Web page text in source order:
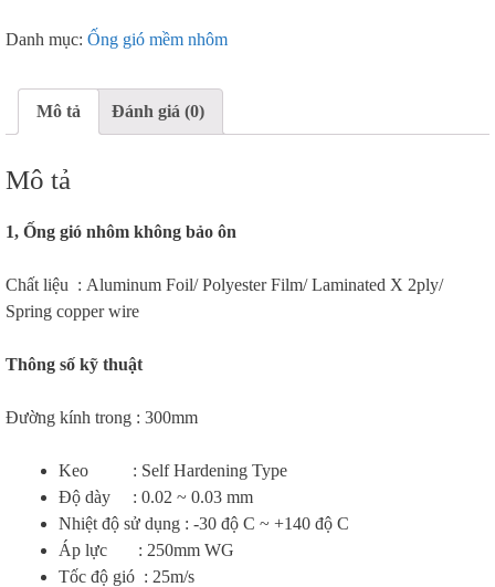
Danh mục: Ống gió mềm nhôm
Mô tả Đánh giá (0)
Mô tả
1, Ống gió nhôm không bảo ôn
Chất liệu : Aluminum Foil/ Polyester Film/ Laminated X 2ply/
Spring copper wire
Thông số kỹ thuật
Đường kính trong : 300mm
Keo : Self Hardening Type
Độ dày : 0.02 ~ 0.03 mm
Nhiệt độ sử dụng : -30 độ C ~ +140 độ C
Áp lực : 250mm WG
Tốc độ gió : 25m/s